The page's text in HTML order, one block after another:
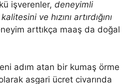
işverenler, deneyimli
ve hızını artırdığını
arttıkça maaş da doğal
adım atan bir kumaş örme
asgari ücret civarında